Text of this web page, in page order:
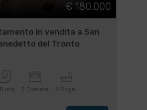
€ 180.000
in vendita a San
del Tronto
mq 2 Camere 2 Bagni